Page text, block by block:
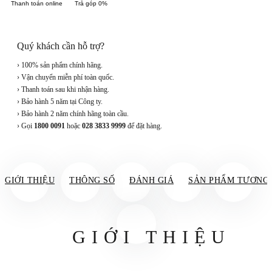
Thanh toán online Trả góp 0%
Quý khách cần hỗ trợ?
› 100% sản phẩm chính hãng.
› Vận chuyển miễn phí toàn quốc.
› Thanh toán sau khi nhận hàng.
› Bảo hành 5 năm tại Công ty.
› Bảo hành 2 năm chính hãng toàn cầu.
› Gọi 1800 0091 hoặc 028 3833 9999 để đặt hàng.
GIỚI THIỆU THÔNG SỐ ĐÁNH GIÁ SẢN PHẨM TƯƠNG
GIỚI THIỆU